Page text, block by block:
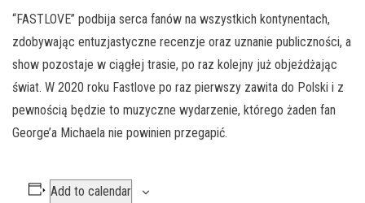
“FASTLOVE” podbija serca fanów na wszystkich kontynentach,
zdobywając entuzjastyczne recenzje oraz uznanie publiczności, a
show pozostaje w ciągłej trasie, po raz kolejny już objeżdżając
świat. W 2020 roku Fastlove po raz pierwszy zawita do Polski i z
pewnością będzie to muzyczne wydarzenie, którego żaden fan
George’a Michaela nie powinien przegapić.
Add to calendar